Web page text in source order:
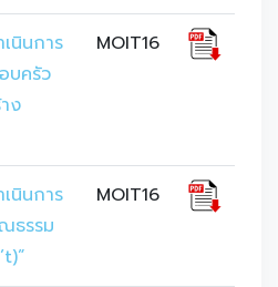
นินการ
บครัว
ง
MOIT16
นินการ
รรม
MOIT16